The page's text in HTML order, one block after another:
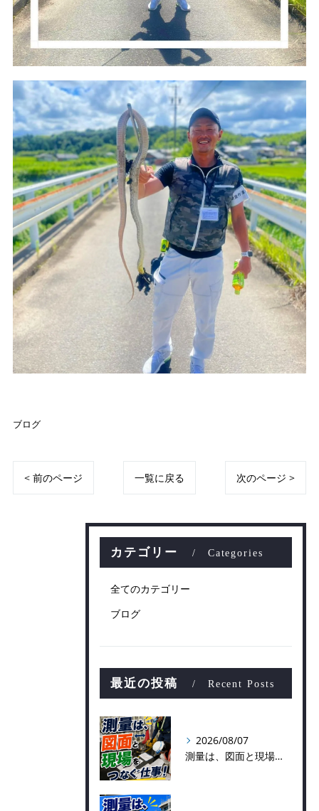
ブログ
< 前のページ 一覧に戻る 次のページ >
カテゴリー Categories
全てのカテゴリー
ブログ
最近の投稿 Recent Posts
2026/08/07
測量は、図面と現場をつなぐ仕事！